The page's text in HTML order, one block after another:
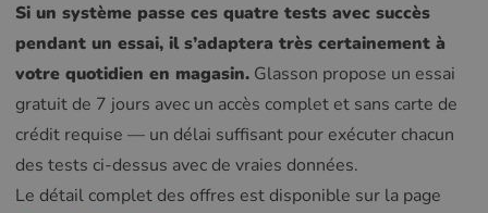
Si un système passe ces quatre tests avec succès
pendant un essai, il s’adaptera très certainement à
votre quotidien en magasin. Glasson propose un essai
gratuit de 7 jours avec un accès complet et sans carte de
crédit requise — un délai suffisant pour exécuter chacun
des tests ci-dessus avec de vraies données.
Le détail complet des offres est disponible sur la page